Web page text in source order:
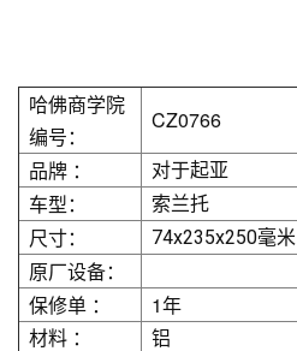
哈佛商学院
编号：
CZ0766
品牌 ：
对于起亚
车型： 索兰托
尺寸： 74x235x250毫米
原厂设备：
保修单 ：
1年
材料 ：
铝